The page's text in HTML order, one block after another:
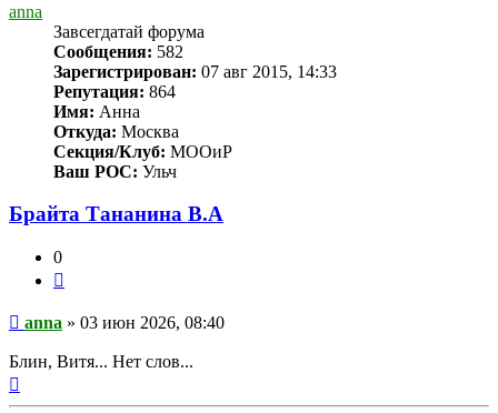
anna
Завсегдатай форума
Сообщения: 582
Зарегистрирован: 07 авг 2015, 14:33
Репутация: 864
Имя: Анна
Откуда: Москва
Секция/Клуб: МООиР
Ваш РОС: Ульч
Брайта Тананина В.А
0
Сообщение
anna » 03 июн 2026, 08:40
Блин, Витя... Нет слов...